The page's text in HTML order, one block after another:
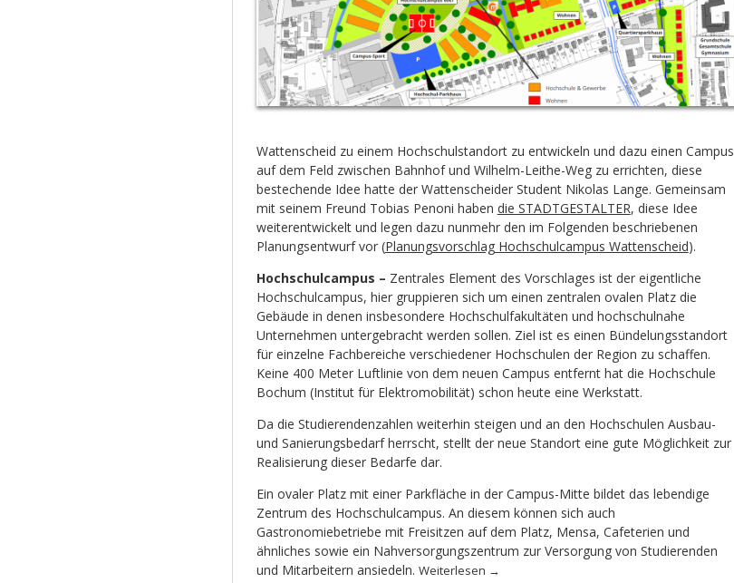
Wattenscheid zu einem Hochschulstandort zu entwickeln und dazu einen Campus
auf dem Feld zwischen Bahnhof und Wilhelm-Leithe-Weg zu errichten, diese
bestechende Idee hatte der Wattenscheider Student Nikolas Lange. Gemeinsam
mit seinem Freund Tobias Penoni haben die STADTGESTALTER, diese Idee
weiterentwickelt und legen dazu nunmehr den im Folgenden beschriebenen
Planungsentwurf vor (Planungsvorschlag Hochschulcampus Wattenscheid).
Hochschulcampus – Zentrales Element des Vorschlages ist der eigentliche
Hochschulcampus, hier gruppieren sich um einen zentralen ovalen Platz die
Gebäude in denen insbesondere Hochschulfakultäten und hochschulnahe
Unternehmen untergebracht werden sollen. Ziel ist es einen Bündelungsstandort
für einzelne Fachbereiche verschiedener Hochschulen der Region zu schaffen.
Keine 400 Meter Luftlinie von dem neuen Campus entfernt hat die Hochschule
Bochum (Institut für Elektromobilität) schon heute eine Werkstatt.
Da die Studierendenzahlen weiterhin steigen und an den Hochschulen Ausbau-
und Sanierungsbedarf herrscht, stellt der neue Standort eine gute Möglichkeit zur
Realisierung dieser Bedarfe dar.
Ein ovaler Platz mit einer Parkfläche in der Campus-Mitte bildet das lebendige
Zentrum des Hochschulcampus. An diesem können sich auch
Gastronomiebetriebe mit Freisitzen auf dem Platz, Mensa, Cafeterien und
ähnliches sowie ein Nahversorgungszentrum zur Versorgung von Studierenden
und Mitarbeitern ansiedeln. Weiterlesen →